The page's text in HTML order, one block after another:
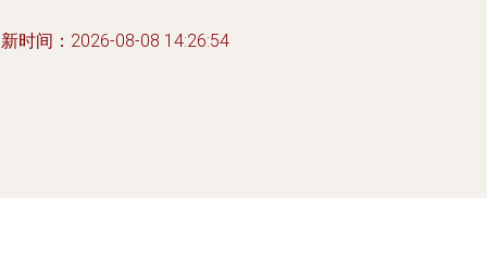
时间：2026-08-08 14:26:54